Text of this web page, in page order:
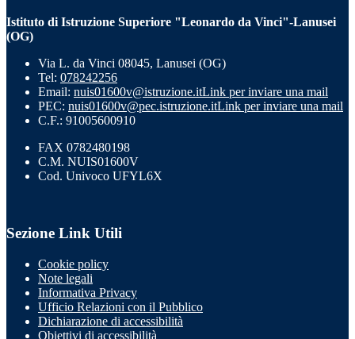
Istituto di Istruzione Superiore "Leonardo da Vinci"-Lanusei
(OG)
Via L. da Vinci 08045, Lanusei (OG)
Tel: 078242256
Email: nuis01600v@istruzione.itLink per inviare una mail
PEC: nuis01600v@pec.istruzione.itLink per inviare una mail
C.F.: 91005600910
FAX 0782480198
C.M. NUIS01600V
Cod. Univoco UFYL6X
Sezione Link Utili
Cookie policy
Note legali
Informativa Privacy
Ufficio Relazioni con il Pubblico
Dichiarazione di accessibilità
Obiettivi di accessibilità